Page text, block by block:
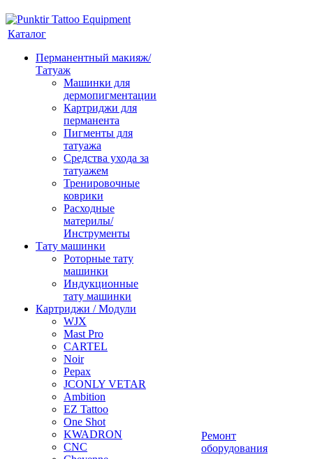
Каталог
Перманентный макияж/
Татуаж
Машинки для
дермопигментации
Картриджи для
перманента
Пигменты для
татуажа
Средства ухода за
татуажем
Тренировочные
коврики
Расходные
материлы/
Инструменты
Тату машинки
Роторные тату
машинки
Индукционные
тату машинки
Картриджи / Модули
WJX
Mast Pro
CARTEL
Noir
Pepax
JCONLY VETAR
Ambition
EZ Tattoo
One Shot
KWADRON
CNC
Ремонт
оборудования